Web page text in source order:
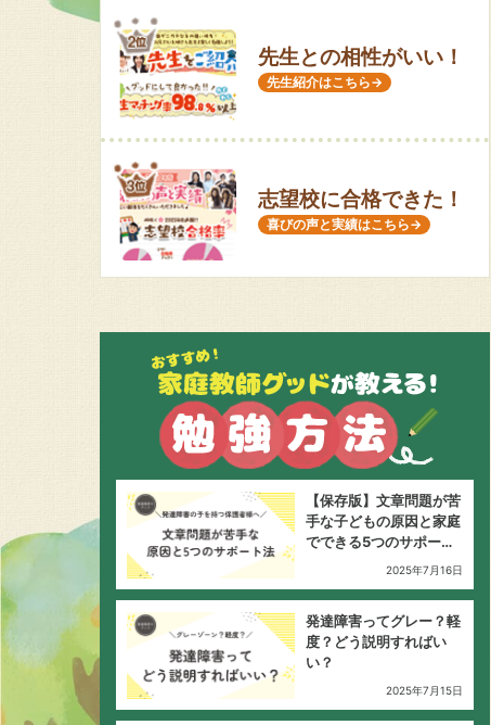
先生との相性がいい！
先生紹介はこちら→
志望校に合格できた！
喜びの声と実績はこちら→
【保存版】文章問題が苦
手な子どもの原因と家庭
でできる5つのサポート
2025年7月16日
発達障害ってグレー？軽
度？どう説明すればい
い？
2025年7月15日